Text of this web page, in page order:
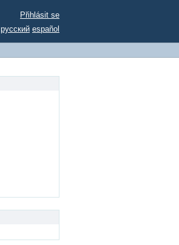
Přihlásit se
русский español